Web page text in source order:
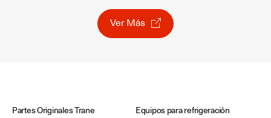
Ver Más
Partes Originales Trane Equipos para refrigeración